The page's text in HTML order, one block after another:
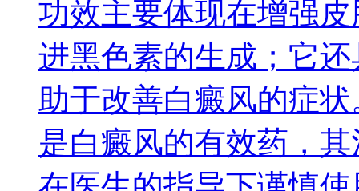
功效主要体现在增强
进黑色素的生成；它
助于改善白癜风的症
是白癜风的有效药，